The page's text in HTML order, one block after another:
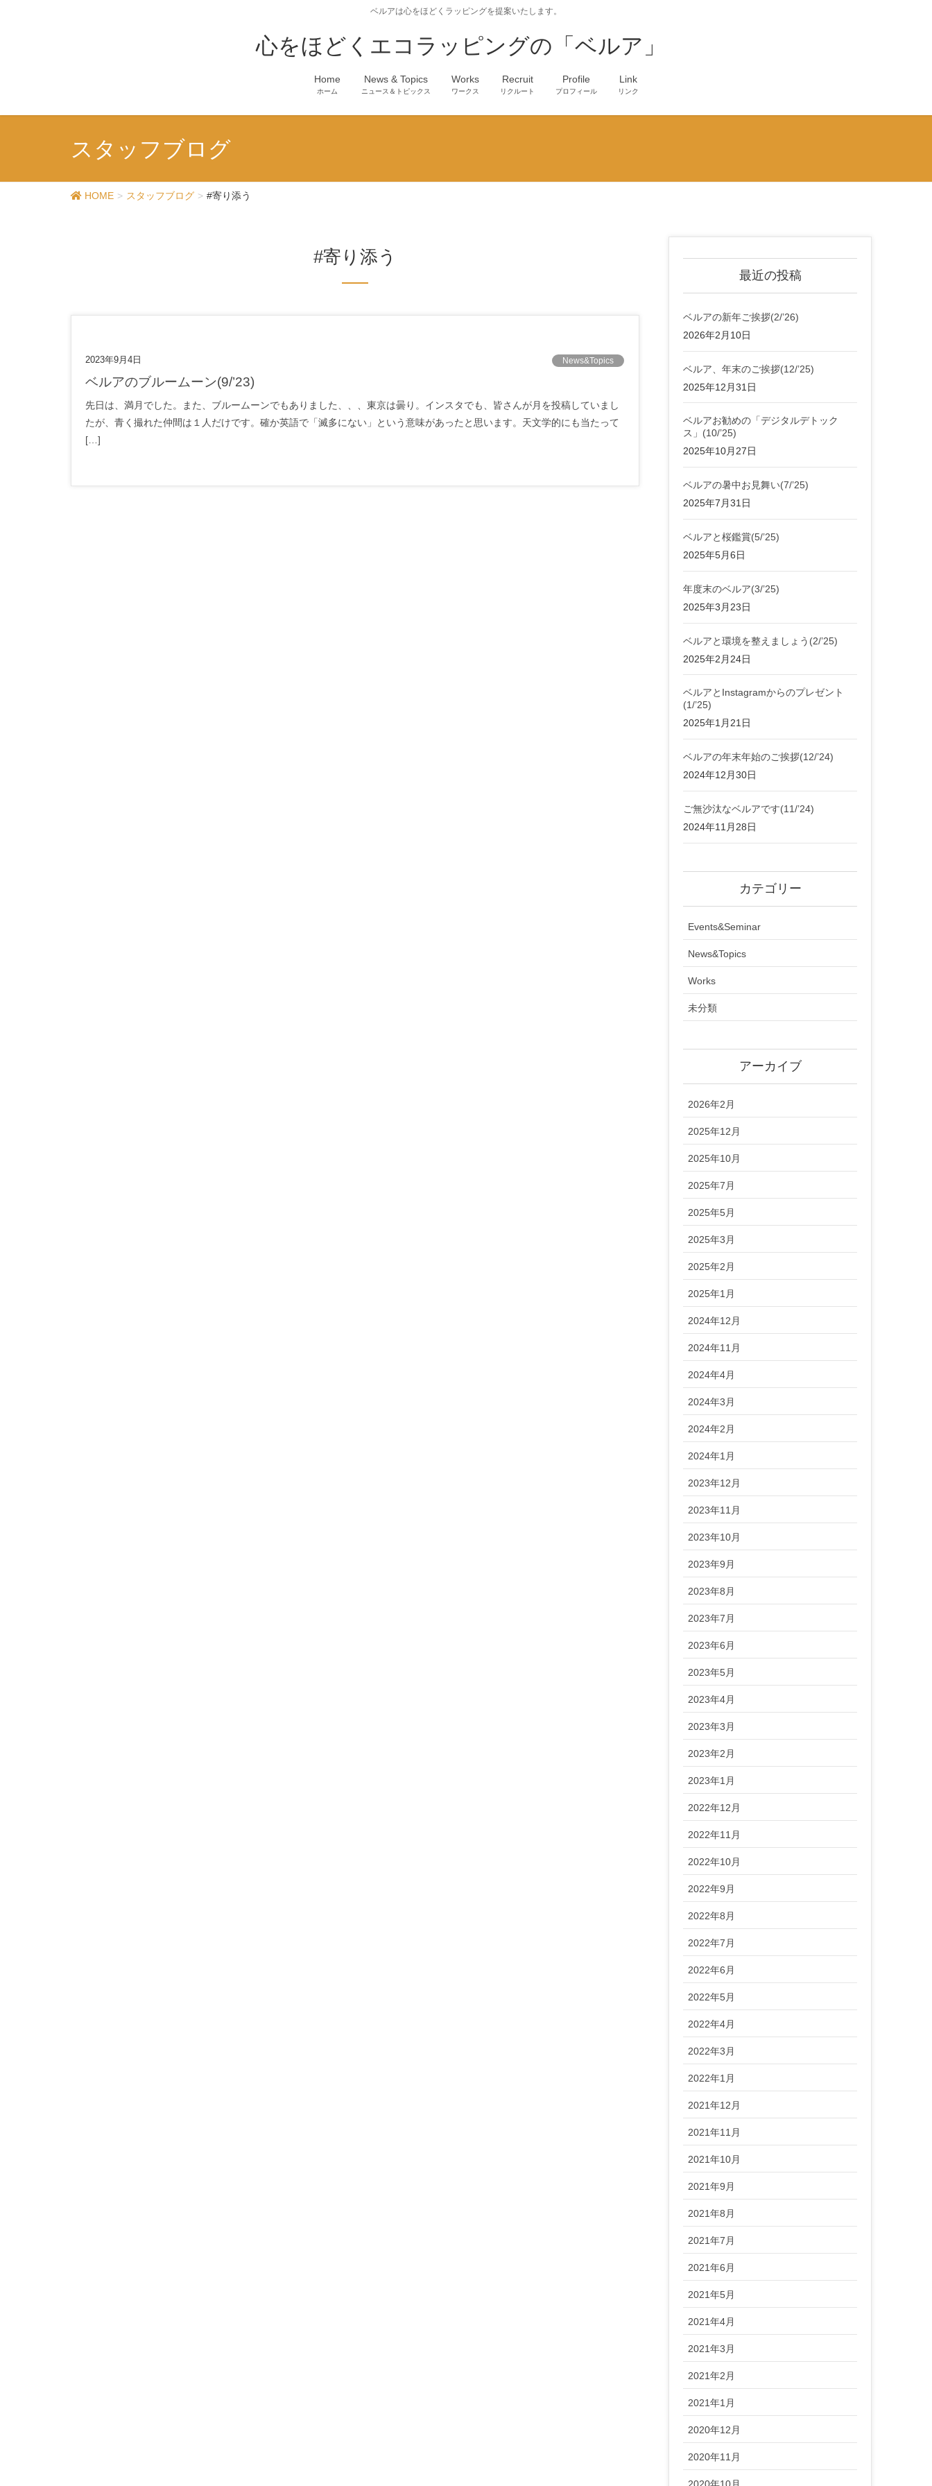
ベルアは心をほどくラッピングを提案いたします。
心をほどくエコラッピングの「ベルア」
Home
ホーム
News & Topics
ニュース＆トピックス
Works
ワークス
Recruit
リクルート
Profile
プロフィール
Link
リンク
スタッフブログ
HOME スタッフブログ #寄り添う
#寄り添う
2023年9月4日 News&Topics
ベルアのブルームーン(9/’23)
先日は、満月でした。また、ブルームーンでもありました、、、東京は曇り。インスタでも、皆さんが月を投稿していまし
たが、青く撮れた仲間は１人だけです。確か英語で「滅多にない」という意味があったと思います。天文学的にも当たって
[…]
最近の投稿
ベルアの新年ご挨拶(2/’26)
2026年2月10日
ベルア、年末のご挨拶(12/’25)
2025年12月31日
ベルアお勧めの「デジタルデトック
ス」(10/’25)
2025年10月27日
ベルアの暑中お見舞い(7/’25)
2025年7月31日
ベルアと桜鑑賞(5/’25)
2025年5月6日
年度末のベルア(3/’25)
2025年3月23日
ベルアと環境を整えましょう(2/’25)
2025年2月24日
ベルアとInstagramからのプレゼント
(1/’25)
2025年1月21日
ベルアの年末年始のご挨拶(12/’24)
2024年12月30日
ご無沙汰なベルアです(11/’24)
2024年11月28日
カテゴリー
Events&Seminar
News&Topics
Works
未分類
アーカイブ
2026年2月
2025年12月
2025年10月
2025年7月
2025年5月
2025年3月
2025年2月
2025年1月
2024年12月
2024年11月
2024年4月
2024年3月
2024年2月
2024年1月
2023年12月
2023年11月
2023年10月
2023年9月
2023年8月
2023年7月
2023年6月
2023年5月
2023年4月
2023年3月
2023年2月
2023年1月
2022年12月
2022年11月
2022年10月
2022年9月
2022年8月
2022年7月
2022年6月
2022年5月
2022年4月
2022年3月
2022年1月
2021年12月
2021年11月
2021年10月
2021年9月
2021年8月
2021年7月
2021年6月
2021年5月
2021年4月
2021年3月
2021年2月
2021年1月
2020年12月
2020年11月
2020年10月